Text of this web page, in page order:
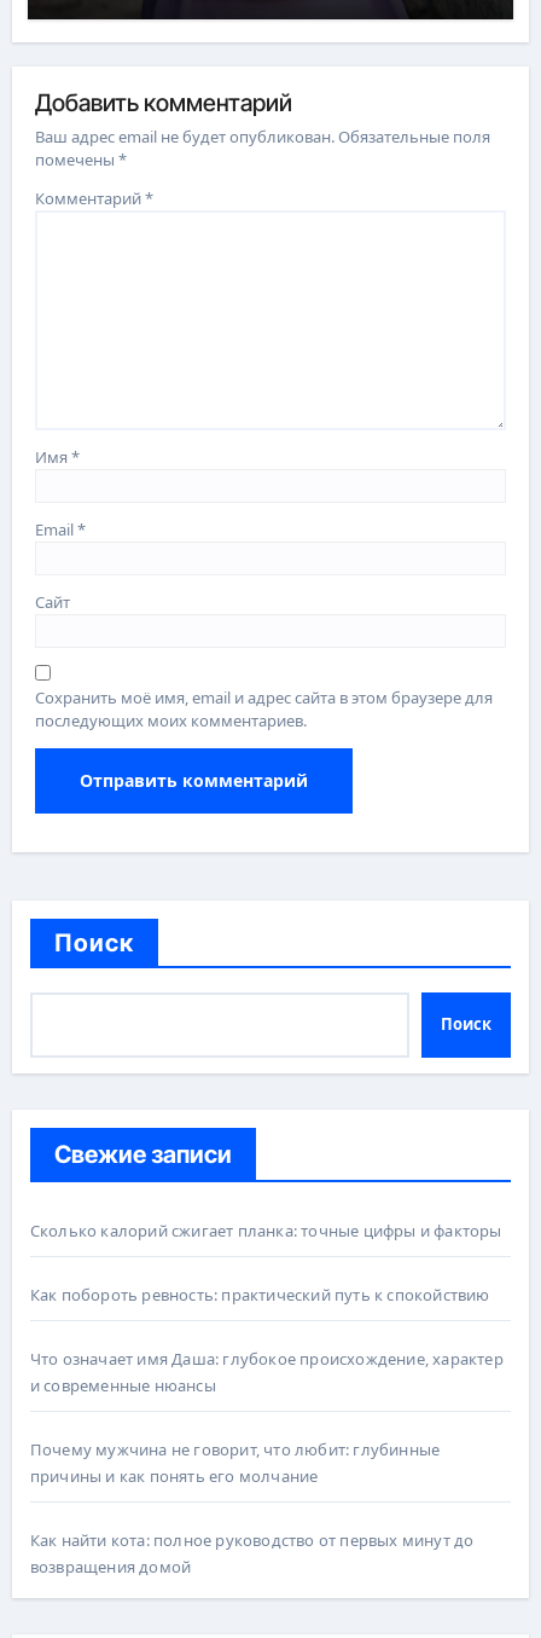
Добавить комментарий
Ваш адрес email не будет опубликован.Обязательные поля
помечены*
Комментарий*
Имя*
Email*
Сайт
Сохранить моё имя, email и адрес сайта в этом браузере для
последующих моих комментариев.
Поиск
Поиск
Свежие записи
Сколько калорий сжигает планка: точные цифры и факторы
Как побороть ревность: практический путь к спокойствию
Что означает имя Даша: глубокое происхождение, характер
и современные нюансы
Почему мужчина не говорит, что любит: глубинные
причины и как понять его молчание
Как найти кота: полное руководство от первых минут до
возвращения домой